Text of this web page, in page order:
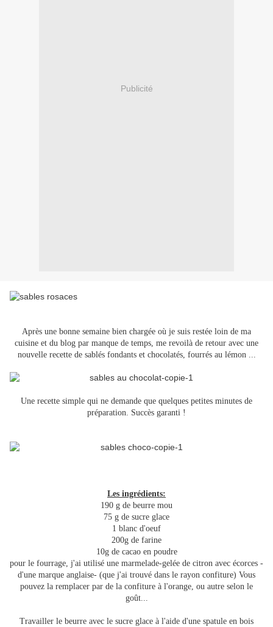
Publicité
Après une bonne semaine bien chargée où je suis restée loin de ma
cuisine et du blog par manque de temps, me revoilà de retour avec une
nouvelle recette de sablés fondants et chocolatés, fourrés au lémon ...
Une recette simple qui ne demande que quelques petites minutes de
préparation. Succès garanti !
Les ingrédients:
190 g de beurre mou
75 g de sucre glace
1 blanc d'oeuf
200g de farine
10g de cacao en poudre
pour le fourrage, j'ai utilisé une marmelade-gelée de citron avec écorces -
d'une marque anglaise- (que j'ai trouvé dans le rayon confiture) Vous
pouvez la remplacer par de la confiture à l'orange, ou autre selon le
goût...
Travailler le beurre avec le sucre glace à l'aide d'une spatule en bois